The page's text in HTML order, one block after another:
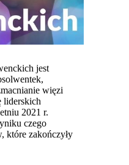
jest
więzi
liderskich
2021 r.
czego
które zakończyły